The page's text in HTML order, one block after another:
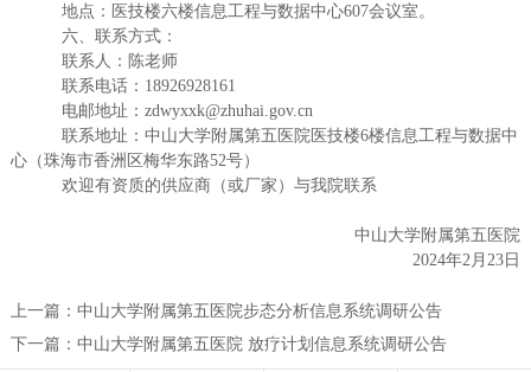
地点：医技楼六楼信息工程与数据中心607会议室。
六、联系方式：
联系人：陈老师
联系电话： 18926928161
电邮地址： zdwyxxk@zhuhai.gov.cn
联系地址：中山大学附属第五医院医技楼6楼信息工程与数据中
心（珠海市香洲区梅华东路52号）
欢迎有资质的供应商（或厂家）与我院联系
中山大学附属第五医院
2024年2月23日
上一篇： 中山大学附属第五医院步态分析信息系统调研公告
下一篇： 中山大学附属第五医院 放疗计划信息系统调研公告